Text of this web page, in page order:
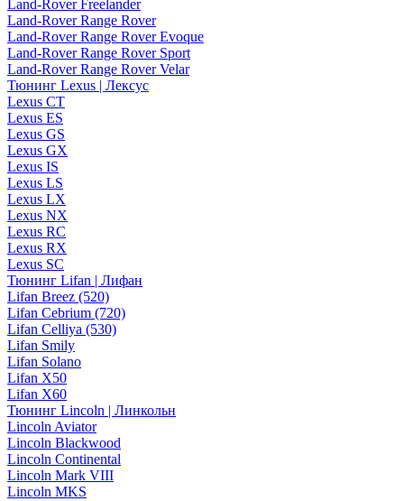
Land-Rover Freelander
Land-Rover Range Rover
Land-Rover Range Rover Evoque
Land-Rover Range Rover Sport
Land-Rover Range Rover Velar
Тюнинг Lexus | Лексус
Lexus CT
Lexus ES
Lexus GS
Lexus GX
Lexus IS
Lexus LS
Lexus LX
Lexus NX
Lexus RC
Lexus RX
Lexus SC
Тюнинг Lifan | Лифан
Lifan Breez (520)
Lifan Cebrium (720)
Lifan Celliya (530)
Lifan Smily
Lifan Solano
Lifan X50
Lifan X60
Тюнинг Lincoln | Линкольн
Lincoln Aviator
Lincoln Blackwood
Lincoln Continental
Lincoln Mark VIII
Lincoln MKS